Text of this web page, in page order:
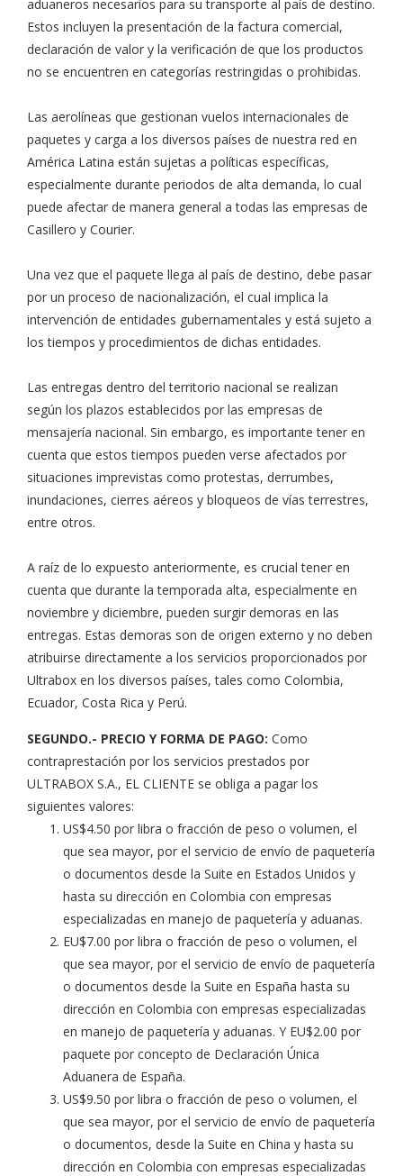
aduaneros necesarios para su transporte al país de destino.
Estos incluyen la presentación de la factura comercial,
declaración de valor y la verificación de que los productos
no se encuentren en categorías restringidas o prohibidas.
Las aerolíneas que gestionan vuelos internacionales de
paquetes y carga a los diversos países de nuestra red en
América Latina están sujetas a políticas específicas,
especialmente durante periodos de alta demanda, lo cual
puede afectar de manera general a todas las empresas de
Casillero y Courier.
Una vez que el paquete llega al país de destino, debe pasar
por un proceso de nacionalización, el cual implica la
intervención de entidades gubernamentales y está sujeto a
los tiempos y procedimientos de dichas entidades.
Las entregas dentro del territorio nacional se realizan
según los plazos establecidos por las empresas de
mensajería nacional. Sin embargo, es importante tener en
cuenta que estos tiempos pueden verse afectados por
situaciones imprevistas como protestas, derrumbes,
inundaciones, cierres aéreos y bloqueos de vías terrestres,
entre otros.
A raíz de lo expuesto anteriormente, es crucial tener en
cuenta que durante la temporada alta, especialmente en
noviembre y diciembre, pueden surgir demoras en las
entregas. Estas demoras son de origen externo y no deben
atribuirse directamente a los servicios proporcionados por
Ultrabox en los diversos países, tales como Colombia,
Ecuador, Costa Rica y Perú.
SEGUNDO.- PRECIO Y FORMA DE PAGO: Como
contraprestación por los servicios prestados por
ULTRABOX S.A., EL CLIENTE se obliga a pagar los
siguientes valores:
US$4.50 por libra o fracción de peso o volumen, el
que sea mayor, por el servicio de envío de paquetería
o documentos desde la Suite en Estados Unidos y
hasta su dirección en Colombia con empresas
especializadas en manejo de paquetería y aduanas.
EU$7.00 por libra o fracción de peso o volumen, el
que sea mayor, por el servicio de envío de paquetería
o documentos desde la Suite en España hasta su
dirección en Colombia con empresas especializadas
en manejo de paquetería y aduanas. Y EU$2.00 por
paquete por concepto de Declaración Única
Aduanera de España.
US$9.50 por libra o fracción de peso o volumen, el
que sea mayor, por el servicio de envío de paquetería
o documentos, desde la Suite en China y hasta su
dirección en Colombia con empresas especializadas